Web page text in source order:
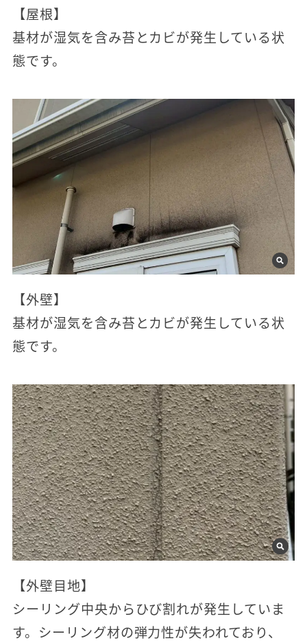
【屋根】
基材が湿気を含み苔とカビが発生している状
態です。
【外壁】
基材が湿気を含み苔とカビが発生している状
態です。
【外壁目地】
シーリング中央からひび割れが発生していま
す。シーリング材の弾力性が失われており、